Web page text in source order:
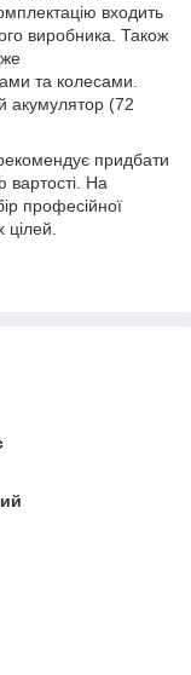
входить
виробника. Також
та колесами.
акумулятор (72
придбати
вартості. На
професійної